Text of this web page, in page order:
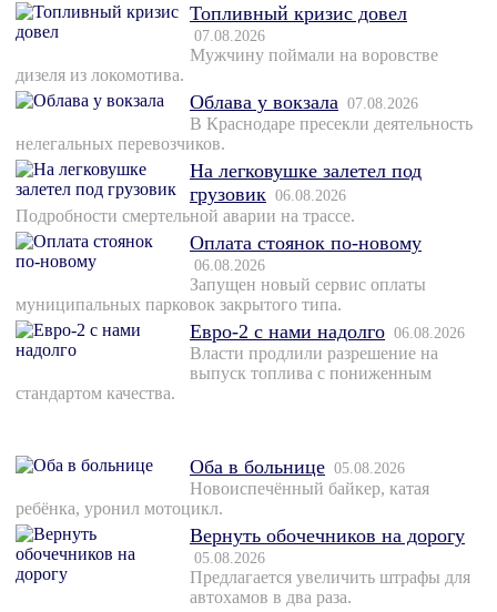
Топливный кризис довел
07.08.2026
Мужчину поймали на воровстве
дизеля из локомотива.
Облава у вокзала 07.08.2026
В Краснодаре пресекли деятельность
нелегальных перевозчиков.
На легковушке залетел под
грузовик 06.08.2026
Подробности смертельной аварии на трассе.
Оплата стоянок по-новому
06.08.2026
Запущен новый сервис оплаты
муниципальных парковок закрытого типа.
Евро-2 с нами надолго 06.08.2026
Власти продлили разрешение на
выпуск топлива с пониженным
стандартом качества.
Оба в больнице 05.08.2026
Новоиспечённый байкер, катая
ребёнка, уронил мотоцикл.
Вернуть обочечников на дорогу
05.08.2026
Предлагается увеличить штрафы для
автохамов в два раза.